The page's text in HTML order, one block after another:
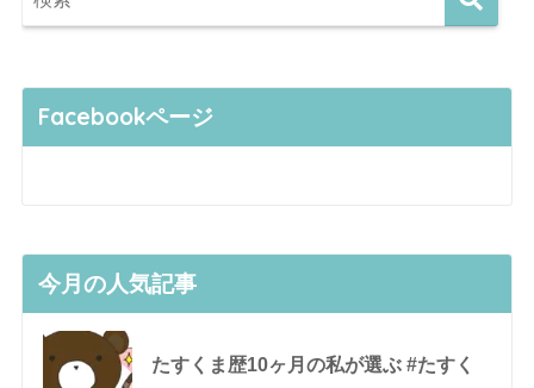
Facebookページ
今月の人気記事
たすくま歴10ヶ月の私が選ぶ #たすく